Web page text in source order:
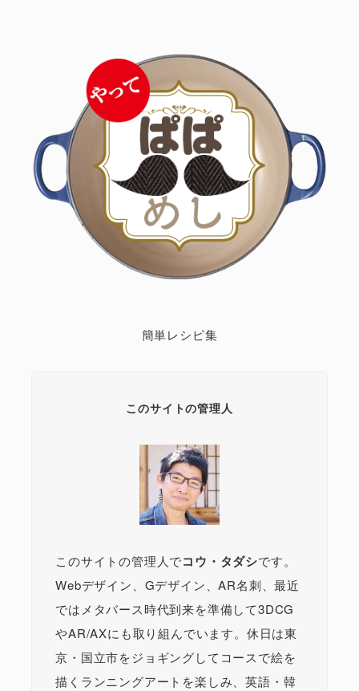
簡単レシピ集
このサイトの管理人
このサイトの管理人でコウ・タダシです。
Webデザイン、Gデザイン、AR名刺、最近
ではメタバース時代到来を準備して3DCG
やAR/AXにも取り組んでいます。休日は東
京・国立市をジョギングしてコースで絵を
描くランニングアートを楽しみ、英語・韓